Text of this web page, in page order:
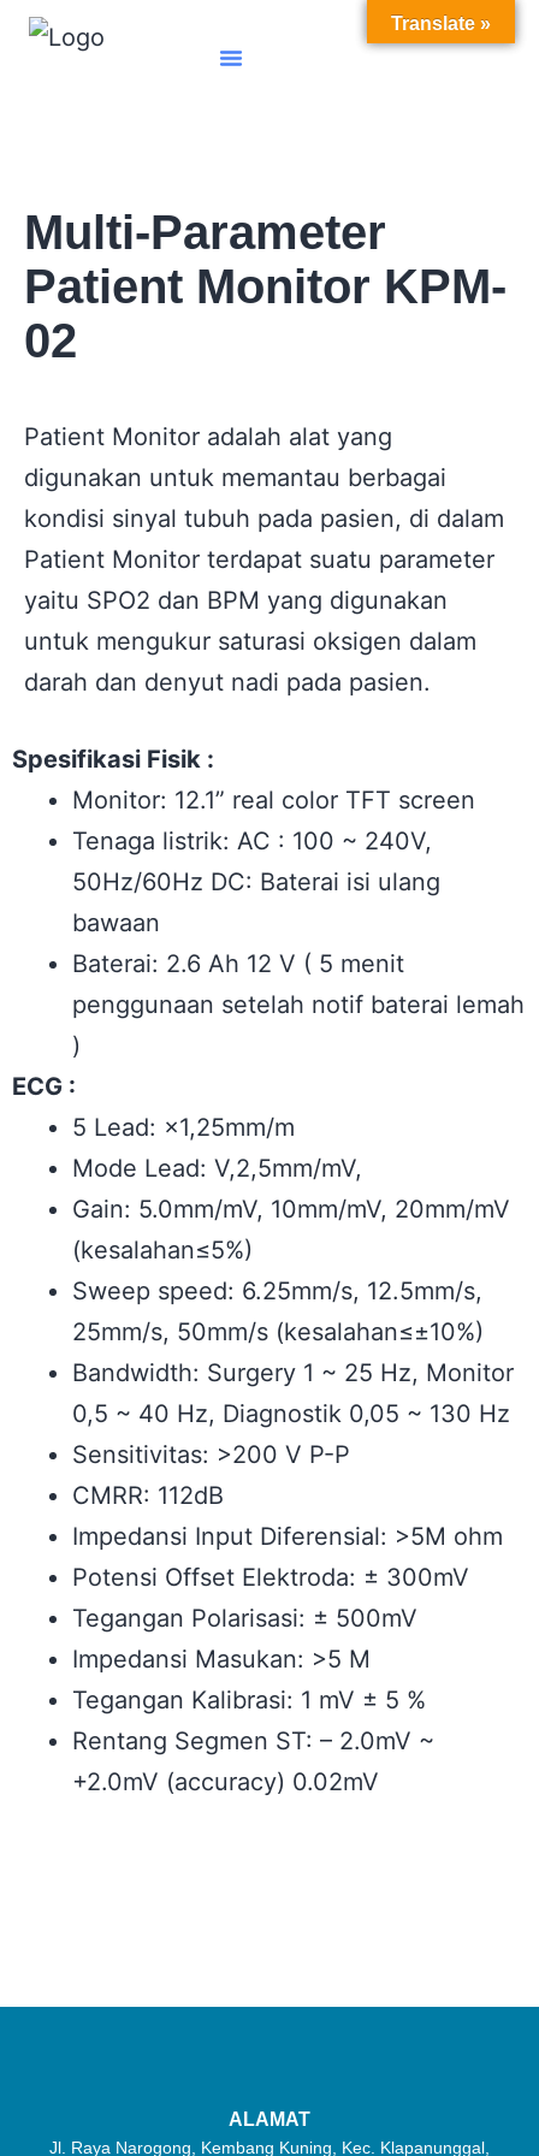
Multi-Parameter
Patient Monitor KPM-
02
Patient Monitor adalah alat yang
digunakan untuk memantau berbagai
kondisi sinyal tubuh pada pasien, di dalam
Patient Monitor terdapat suatu parameter
yaitu SPO2 dan BPM yang digunakan
untuk mengukur saturasi oksigen dalam
darah dan denyut nadi pada pasien.
Spesifikasi Fisik :
Monitor: 12.1” real color TFT screen
Tenaga listrik: AC : 100 ~ 240V,
50Hz/60Hz DC: Baterai isi ulang
bawaan
Baterai: 2.6 Ah 12 V ( 5 menit
penggunaan setelah notif baterai lemah
)
ECG :
5 Lead: ×1,25mm/m
Mode Lead: V,2,5mm/mV,
Gain: 5.0mm/mV, 10mm/mV, 20mm/mV
(kesalahan≤5%)
Sweep speed: 6.25mm/s, 12.5mm/s,
25mm/s, 50mm/s (kesalahan≤±10%)
Bandwidth: Surgery 1 ~ 25 Hz, Monitor
0,5 ~ 40 Hz, Diagnostik 0,05 ~ 130 Hz
Sensitivitas: >200 V P-P
CMRR: 112dB
Impedansi Input Diferensial: >5M ohm
Potensi Offset Elektroda: ± 300mV
Tegangan Polarisasi: ± 500mV
Impedansi Masukan: >5 M
Tegangan Kalibrasi: 1 mV ± 5 %
Rentang Segmen ST: – 2.0mV ~
+2.0mV (accuracy) 0.02mV
ALAMAT
Jl. Raya Narogong, Kembang Kuning, Kec. Klapanunggal,
Translate »
Translate »